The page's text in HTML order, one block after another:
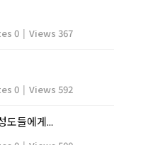
0 | Views 367
0 | Views 592
도들에게...